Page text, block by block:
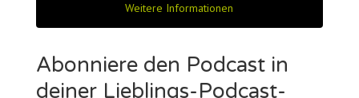
Weitere Informationen
Abonniere den Podcast in
deiner Lieblings-Podcast-